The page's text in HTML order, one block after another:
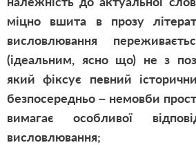
міцно вшита в прозу
висловлювання
(ідеальним, ясно що) не з
який фіксує певний
безпосередньо – немовби
вимагає особливої
висловлювання;